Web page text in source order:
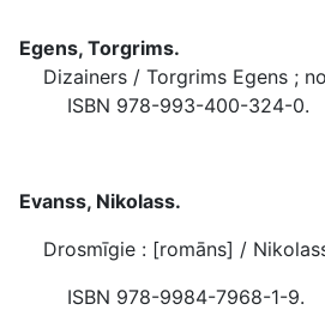
Egens, Torgrims.
Dizainers / Torgrims Egens ;
ISBN 978-993-400-324-0.
Evanss, Nikolass.
Drosmīgie : [romāns] /
ISBN 978-9984-7968-1-9.